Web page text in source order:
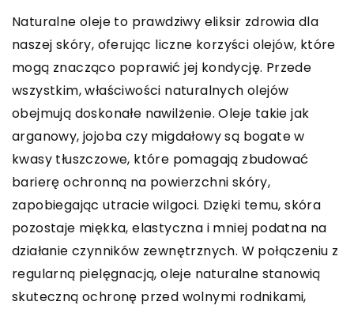
Naturalne oleje to prawdziwy eliksir zdrowia dla
naszej skóry, oferując liczne korzyści olejów, które
mogą znacząco poprawić jej kondycję. Przede
wszystkim, właściwości naturalnych olejów
obejmują doskonałe nawilżenie. Oleje takie jak
arganowy, jojoba czy migdałowy są bogate w
kwasy tłuszczowe, które pomagają zbudować
barierę ochronną na powierzchni skóry,
zapobiegając utracie wilgoci. Dzięki temu, skóra
pozostaje miękka, elastyczna i mniej podatna na
działanie czynników zewnętrznych. W połączeniu z
regularną pielęgnacją, oleje naturalne stanowią
skuteczną ochronę przed wolnymi rodnikami,